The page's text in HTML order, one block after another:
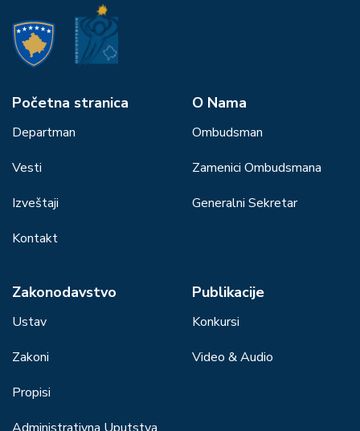
Početna stranica
Departman
Vesti
Izveštaji
Kontakt
О Nama
Ombudsman
Zamenici Ombudsmana
Generalni Sekretar
Zakonodavstvo
Ustav
Zakoni
Propisi
Publikacije
Konkursi
Video & Audio